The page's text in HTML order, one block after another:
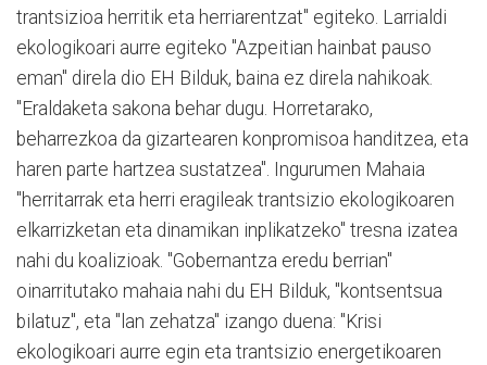
trantsizioa herritik eta herriarentzat" egiteko. Larrialdi
ekologikoari aurre egiteko "Azpeitian hainbat pauso
eman" direla dio EH Bilduk, baina ez direla nahikoak.
"Eraldaketa sakona behar dugu. Horretarako,
beharrezkoa da gizartearen konpromisoa handitzea, eta
haren parte hartzea sustatzea". Ingurumen Mahaia
"herritarrak eta herri eragileak trantsizio ekologikoaren
elkarrizketan eta dinamikan inplikatzeko" tresna izatea
nahi du koalizioak. "Gobernantza eredu berrian"
oinarritutako mahaia nahi du EH Bilduk, "kontsentsua
bilatuz", eta "lan zehatza" izango duena: "Krisi
ekologikoari aurre egin eta trantsizio energetikoaren